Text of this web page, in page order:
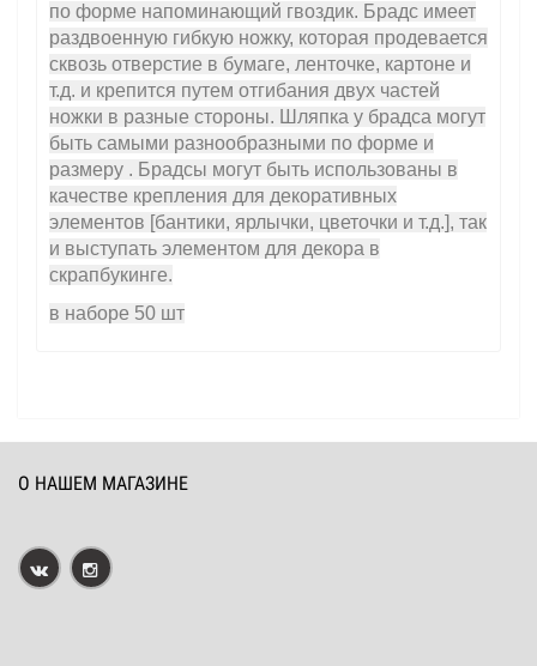
по форме напоминающий гвоздик. Брадс имеет
раздвоенную гибкую ножку, которая продевается
сквозь отверстие в бумаге, ленточке, картоне и
т.д. и крепится путем отгибания двух частей
ножки в разные стороны. Шляпка у брадса могут
быть самыми разнообразными по форме и
размеру . Брадсы могут быть использованы в
качестве крепления для декоративных
элементов [бантики, ярлычки, цветочки и т.д.], так
и выступать элементом для декора в
скрапбукинге.
в наборе 50 шт
О НАШЕМ МАГАЗИНЕ